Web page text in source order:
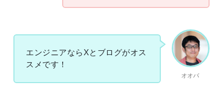
オオバ
エンジニアならXとブログがオス
スメです！